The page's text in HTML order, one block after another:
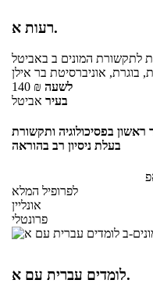
רעות א.
לתקשורת המונים ב באביטל
בוגרת, אוניברסיטת בר אילן
140 ₪ לשעה
בעיר אביטל
בעלת ניסיון רב בהוראה
לפרופיל המלא
אונליין
פרונטלי
לומדים עברית עם א.